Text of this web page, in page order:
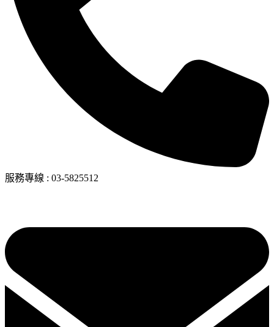
服務專線 : 03-5825512